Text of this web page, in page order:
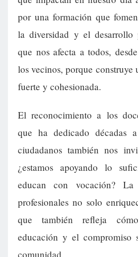
por una formación que
la diversidad y el desarrollo
que nos afecta a todos,
los vecinos, porque construye
fuerte y cohesionada.
El reconocimiento a los
que ha dedicado décadas
ciudadanos también nos
¿estamos apoyando lo
educan con vocación?
profesionales no solo
que también refleja
educación y el compromiso
comunidad.